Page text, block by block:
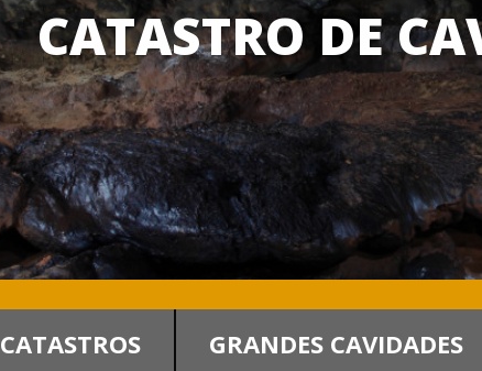
CATASTRO DE
CATASTROS GRANDES CAVIDADES